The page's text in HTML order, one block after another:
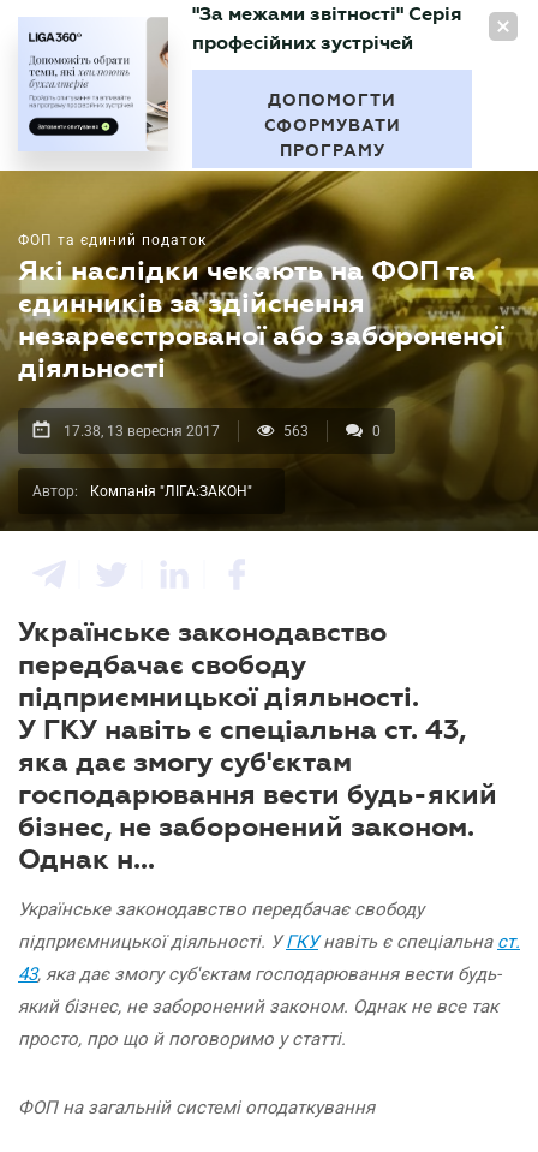
UA
БУХГАЛТЕР
"За межами звітності" Серія
професійних зустрічей
ДОПОМОГТИ
СФОРМУВАТИ
ПРОГРАМУ
ФОП та єдиний податок
Які наслідки чекають на ФОП та
єдинників за здійснення
незареєстрованої або забороненої
діяльності
17.38, 13 вересня 2017 563 0
Автор: Компанія "ЛІГА:ЗАКОН"
Українське законодавство
передбачає свободу
підприємницької діяльності.
У ГКУ навіть є спеціальна ст. 43,
яка дає змогу суб'єктам
господарювання вести будь-який
бізнес, не заборонений законом.
Однак н...
Українське законодавство передбачає свободу
підприємницької діяльності. УГКУнавіть є спеціальна ст.
43, яка дає змогу суб'єктам господарювання вести будь-
який бізнес, не заборонений законом. Однак не все так
просто, про що й поговоримо у статті.
ФОП на загальній системі оподаткування